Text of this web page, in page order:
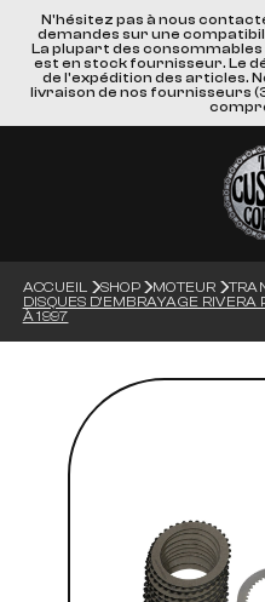
N'hésitez pas à nous
demandes sur une
La plupart des
est en stock fournisseur. Le
de l'expédition des articles.
livraison de nos fournisseurs
ACCUEIL SHOP MOTEUR
DISQUES D’EMBRAYAGE
À 1997